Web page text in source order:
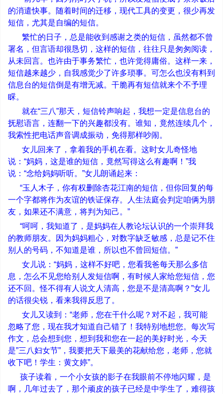
的消遣快事。随着时间的迁移，现代工具的变更，很少再发
短信，尤其是自编的短信。
繁忙的日子，总是能收到感谢之类的短信，虽然都不曾
署名，但言语却很恳切，这样的短信，往往只是匆匆阅读，
从未回言。也许由于事务繁忙，也许觉得庸俗。这样一来，
短信越来越少，自我感觉少了许多琐事。可怎么也没有料到
信息台的短信倒是有增无减。干脆再有短信就来个不予理
睬。
就在“三八”那天，短信铃声响起，我想一定是信息台的
抚慰语言，连翻一下的兴趣都没有。谁知，竟然连续几个，
我索性把电话声音调成振动，免得那样吵闹。
女儿回来了，拿着我的手机在看。这时女儿奇怪地
说： “妈妈，这是谁的短信，竟然写得这么有趣啊！ ”我
说： “念给妈妈听听。 ”女儿朗诵起来：
“玉人木子，你有权删除杏花江南的短信，但你回复的每
一个字都将作为友谊的铁证保存。人生法庭会判定咱俩为朋
友，如果还不满意，将判为知己。 ”
“呵呵，我知道了，是妈妈在人教论坛认识的一个崇拜我
的教师朋友。因为妈妈粗心，对数字缺乏敏感，总是记不住
别人的号码，不知道是谁，所以也不曾回短信。 ”
女儿说： “妈妈，这样不好吧，您看我爸每天那么多信
息，怎么不见您给别人发短信啊，有时候人家给您短信，您
还不回。怪不得有人说文人清高，您是不是清高啊？ ”女儿
的话很尖锐，看来我得反思了。
女儿又读到： “老师，您在干什么呢？对不起，我可能
忽略了您，现在我才知道自己错了！我特别地想您。每次写
作文，总会想到您，想到我和您在一起的美好时光，今天
是”三八妇女节” ，我要把天下最美的花献给您，老师，您就
收下吧！学生：黄文婷”。
孩子读着，一个小女孩的影子在我眼前不停地闪耀，是
啊，几年过去了，那个顽皮的孩子已经是中学生了，难得孩